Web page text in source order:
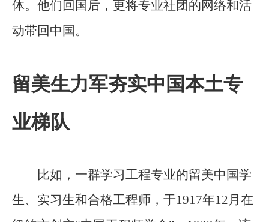
体。他们回国后，更将专业社团的网络和活
动带回中国。
留美生力军夯实中国本土专
业梯队
比如，一群学习工程专业的留美中国学
生、实习生和合格工程师，于1917年12月在